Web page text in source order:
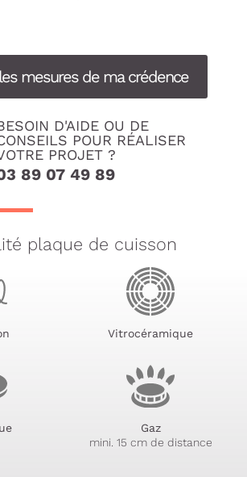
mesures de ma crédence
D'AIDE OU DE
POUR RÉALISER
PROJET ?
89 07 49 89
plaque de cuisson
Vitrocéramique
Gaz
mini. 15 cm de distance